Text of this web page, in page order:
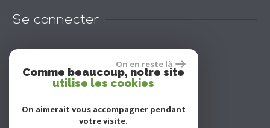
Se connecter
Espace propriétaires
On en reste là
Comme beaucoup, notre site
utilise les cookies
On aimerait vous accompagner pendant
votre visite.